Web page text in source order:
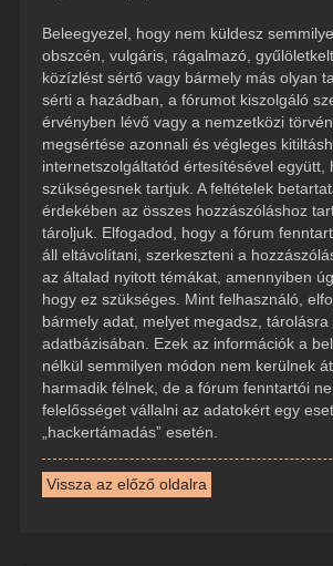
Beleegyezel, hogy nem küldesz
obszcén, vulgáris, rágalmazó,
közízlést sértő vagy bármely más olyan
sérti a hazádban, a fórumot kiszolgáló
érvényben lévő vagy a nemzetközi
megsértése azonnali és végleges
internetszolgáltatód értesítésével együtt,
szükségesnek tartjuk. A feltételek
érdekében az összes hozzászóláshoz
tároljuk. Elfogadod, hogy a fórum
áll eltávolítani, szerkeszteni a
az általad nyitott témákat, amennyiben
hogy ez szükséges. Mint felhasználó,
bármely adat, melyet megadsz,
adatbázisában. Ezek az információk a
nélkül semmilyen módon nem kerülnek
harmadik félnek, de a fórum fenntartói
felelősséget vállalni az adatokért egy
„hackertámadás” esetén.
Vissza az előző oldalra